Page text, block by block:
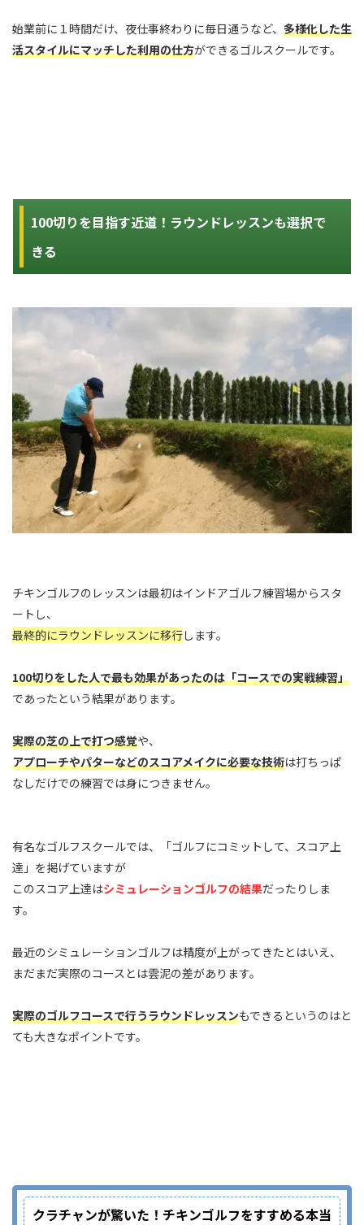
始業前に１時間だけ、夜仕事終わりに毎日通うなど、 多様化した生
活スタイルにマッチした利用の仕方ができるゴルスクールです。
100切りを目指す近道！ラウンドレッスンも選択で
きる
チキンゴルフのレッスンは最初はインドアゴルフ練習場からスタ
ートし、
最終的にラウンドレッスンに移行します。
100切りをした人で最も効果があったのは「コースでの実戦練習」
であったという結果があります。
実際の芝の上で打つ感覚や、
アプローチやパターなどのスコアメイクに必要な技術は打ちっぱ
なしだけでの練習では身につきません。
有名なゴルフスクールでは、「ゴルフにコミットして、スコア上
達」を掲げていますが
このスコア上達はシミュレーションゴルフの結果だったりしま
す。
最近のシミュレーションゴルフは精度が上がってきたとはいえ、
まだまだ実際のコースとは雲泥の差があります。
実際のゴルフコースで行うラウンドレッスンもできるというのはと
ても大きなポイントです。
クラチャンが驚いた！チキンゴルフをすすめる本当